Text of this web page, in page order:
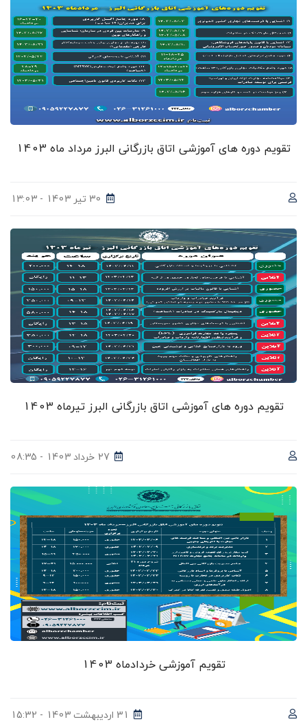
تقویم دوره های آموزشی اتاق بازرگانی البرز مرداد ماه 1403
30 تیر 1403 - 13:03
تقویم دوره های آموزشی اتاق بازرگانی البرز تیرماه 1403
27 خرداد 1403 - 08:35
تقویم آموزشی خردادماه 1403
31 اردیبهشت 1403 - 15:32